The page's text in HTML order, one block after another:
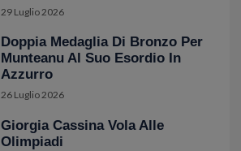
29 Luglio 2026
Doppia Medaglia Di Bronzo Per
Munteanu Al Suo Esordio In
Azzurro
26 Luglio 2026
Giorgia Cassina Vola Alle
Olimpiadi